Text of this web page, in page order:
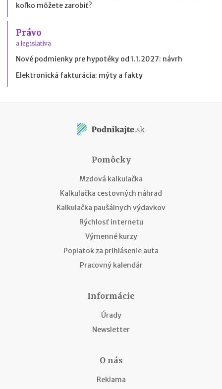
koľko môžete zarobiť?
Právo
a legislatíva
Nové podmienky pre hypotéky od 1.1.2027: návrh
Elektronická fakturácia: mýty a fakty
Pomôcky
Mzdová kalkulačka
Kalkulačka cestovných náhrad
Kalkulačka paušálnych výdavkov
Rýchlosť internetu
Výmenné kurzy
Poplatok za prihlásenie auta
Pracovný kalendár
Informácie
Úrady
Newsletter
O nás
Reklama